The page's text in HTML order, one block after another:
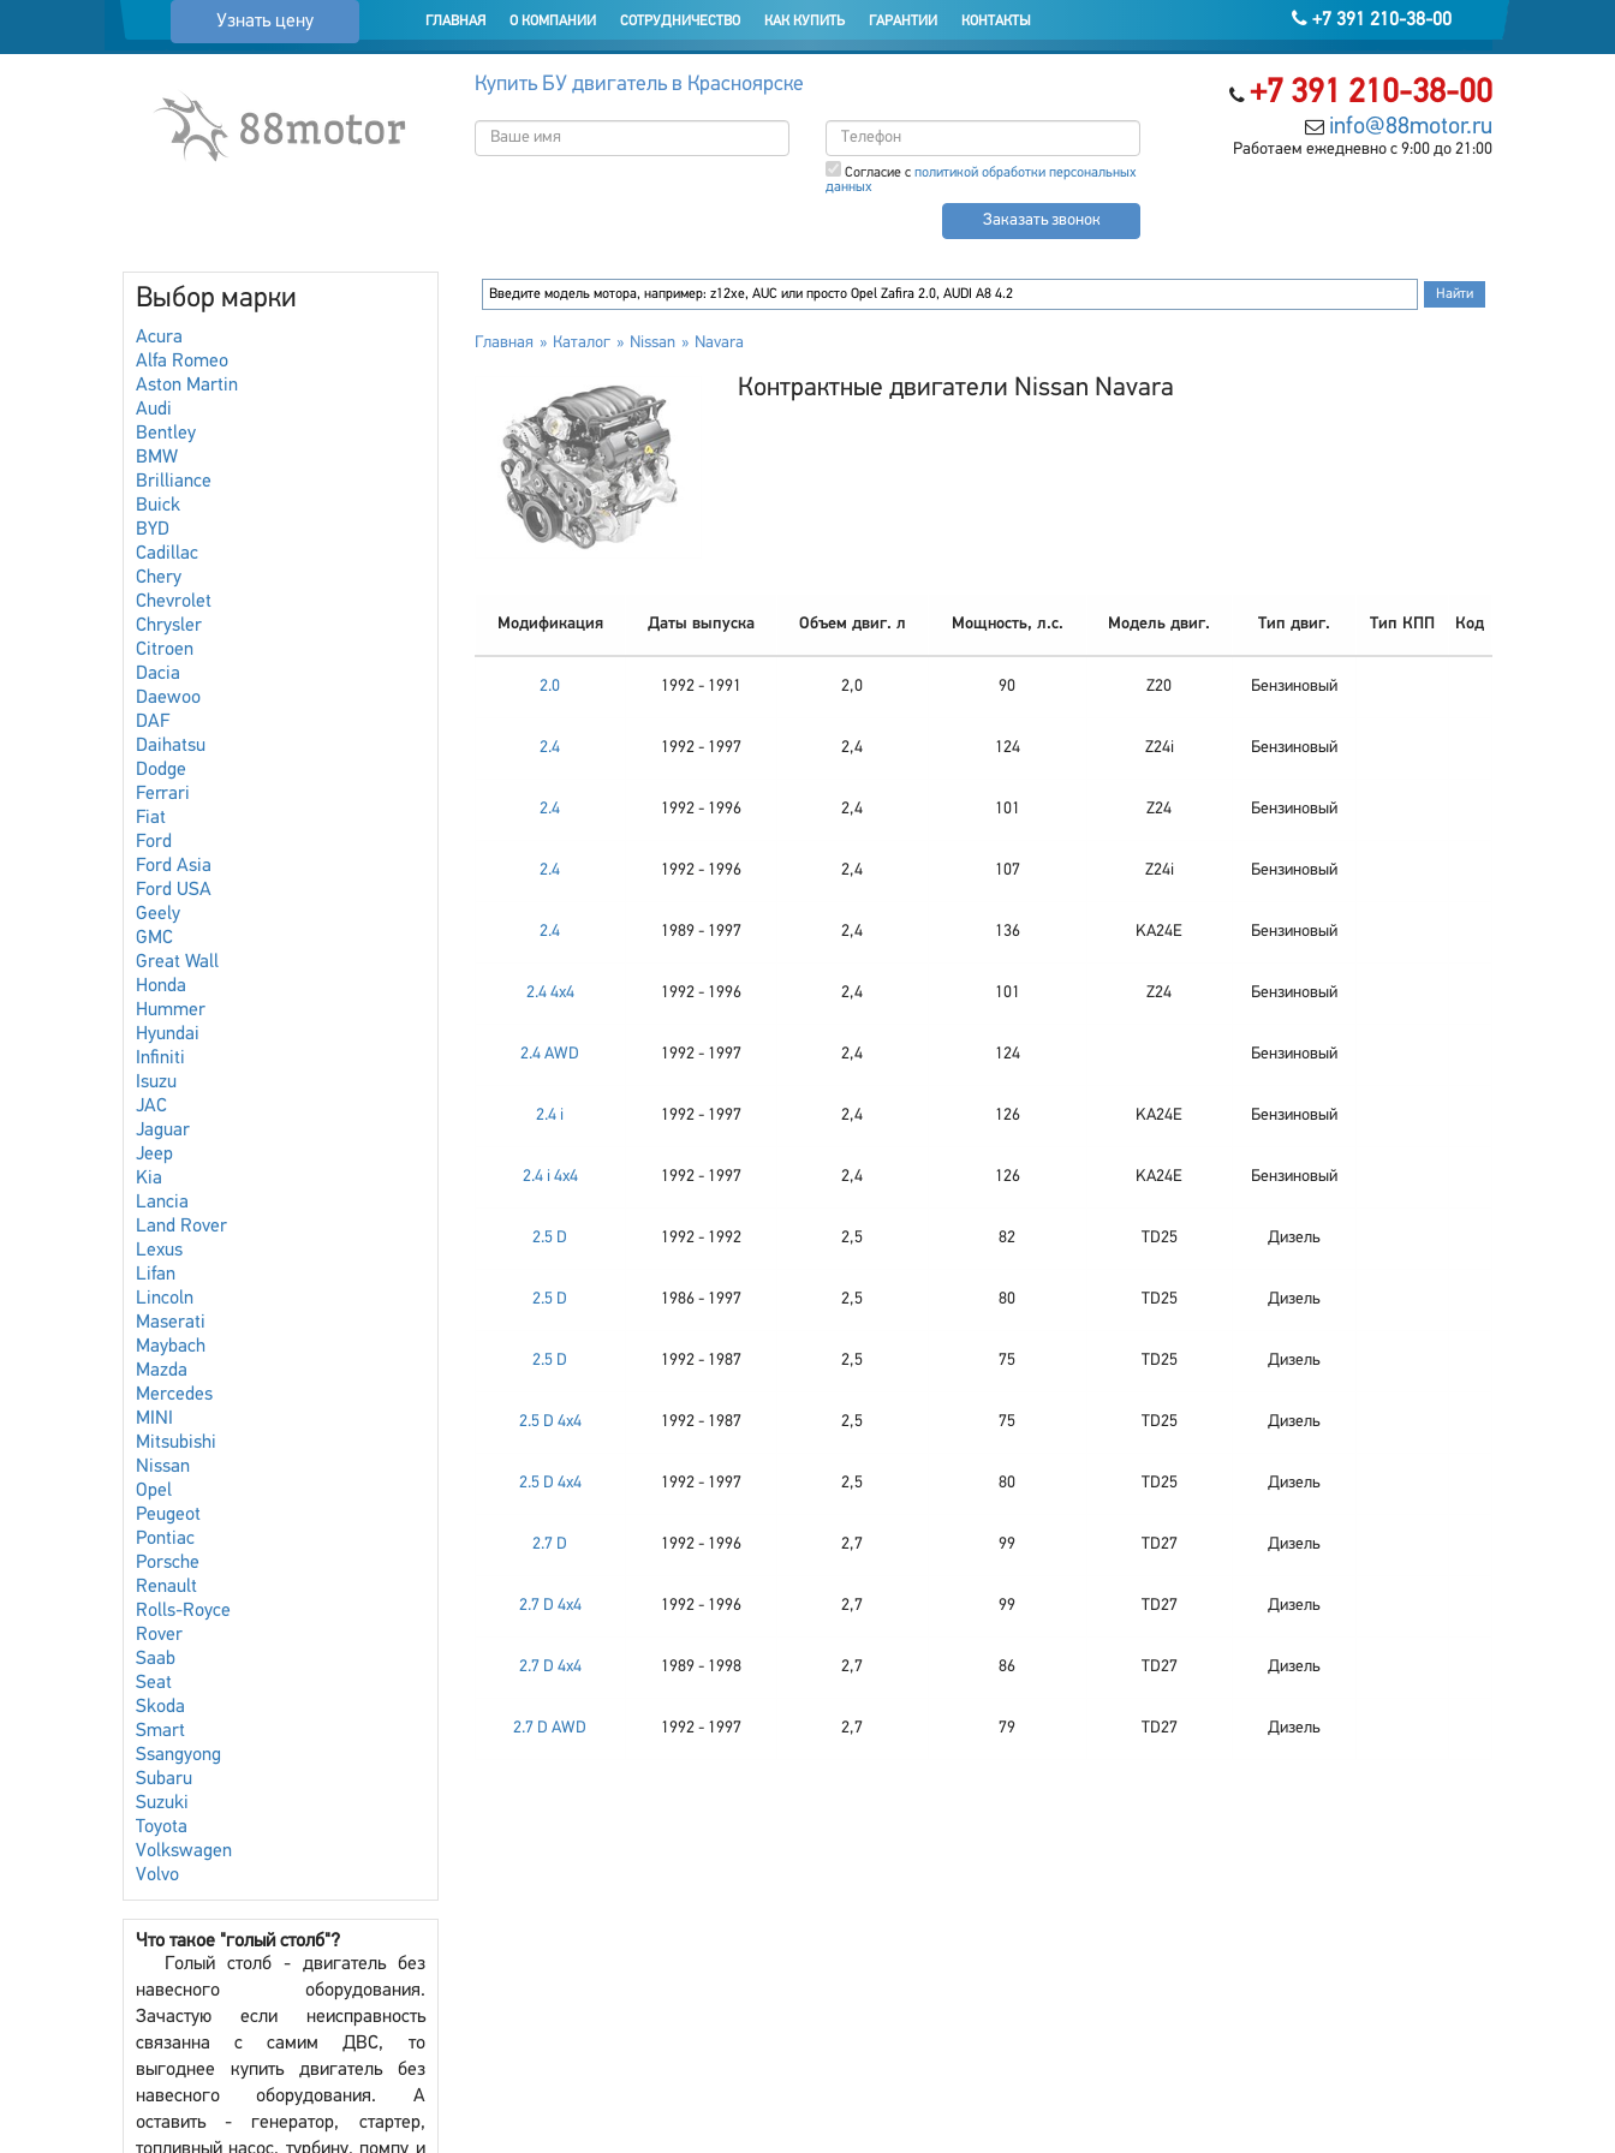
Узнать цену +7 391 210-38-00
ГЛАВНАЯ О КОМПАНИИ СОТРУДНИЧЕСТВО КАК КУПИТЬ ГАРАНТИИ КОНТАКТЫ
+7 391 210-38-00
info@88motor.ru
Работаем ежедневно с 9:00 до 21:00
Купить БУ двигатель в Красноярске
Согласие с политикой обработки персональных
данных
Заказать звонок
Выбор марки
Acura
Alfa Romeo
Aston Martin
Audi
Bentley
BMW
Brilliance
Buick
BYD
Cadillac
Chery
Chevrolet
Chrysler
Citroen
Dacia
Daewoo
DAF
Daihatsu
Dodge
Ferrari
Fiat
Ford
Ford Asia
Ford USA
Geely
GMC
Great Wall
Honda
Hummer
Hyundai
Infiniti
Isuzu
JAC
Jaguar
Jeep
Kia
Lancia
Land Rover
Lexus
Lifan
Lincoln
Maserati
Maybach
Mazda
Mercedes
MINI
Mitsubishi
Nissan
Opel
Peugeot
Pontiac
Porsche
Renault
Rolls-Royce
Rover
Saab
Seat
Skoda
Smart
Ssangyong
Subaru
Suzuki
Toyota
Volkswagen
Volvo
Что такое "голый столб"?
Голый столб - двигатель без
навесного оборудования.
Зачастую если неисправность
связанна с самим ДВС, то
выгоднее купить двигатель без
навесного оборудования. А
оставить - генератор, стартер,
Главная Каталог Nissan Navara
Контрактные двигатели Nissan Navara
Модификация Даты выпуска Объем двиг. л Мощность, л.с. Модель двиг. Тип двиг. Тип КПП Код
2.0 1992 - 1991 2,0 90 Z20 Бензиновый
2.4 1992 - 1997 2,4 124 Z24i Бензиновый
2.4 1992 - 1996 2,4 101 Z24 Бензиновый
2.4 1992 - 1996 2,4 107 Z24i Бензиновый
2.4 1989 - 1997 2,4 136 KA24E Бензиновый
2.4 4x4 1992 - 1996 2,4 101 Z24 Бензиновый
2.4 AWD 1992 - 1997 2,4 124 Бензиновый
2.4 i 1992 - 1997 2,4 126 KA24E Бензиновый
2.4 i 4x4 1992 - 1997 2,4 126 KA24E Бензиновый
2.5 D 1992 - 1992 2,5 82 TD25 Дизель
2.5 D 1986 - 1997 2,5 80 TD25 Дизель
2.5 D 1992 - 1987 2,5 75 TD25 Дизель
2.5 D 4x4 1992 - 1987 2,5 75 TD25 Дизель
2.5 D 4x4 1992 - 1997 2,5 80 TD25 Дизель
2.7 D 1992 - 1996 2,7 99 TD27 Дизель
2.7 D 4x4 1992 - 1996 2,7 99 TD27 Дизель
2.7 D 4x4 1989 - 1998 2,7 86 TD27 Дизель
2.7 D AWD 1992 - 1997 2,7 79 TD27 Дизель